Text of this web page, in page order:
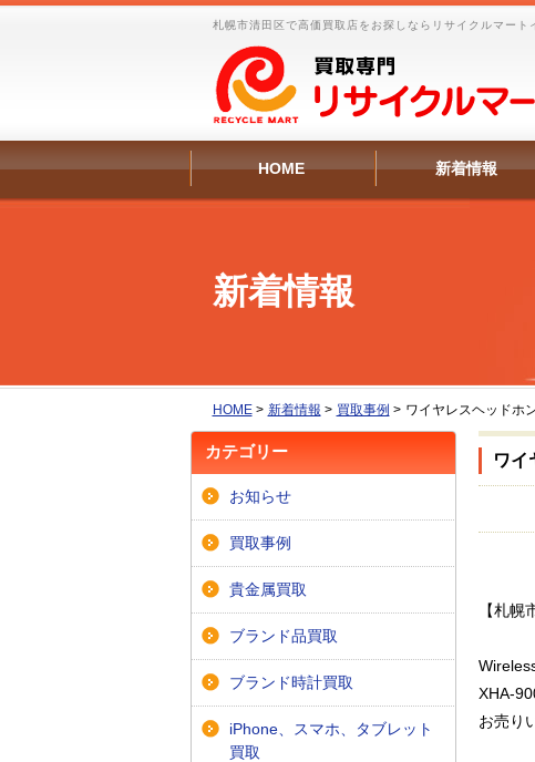
札幌市清田区で高価買取店をお探しならリサイクルマート
HOME 新着情報
新着情報
HOME> 新着情報 > 買取事例 > ワイヤレスヘッドホ
ワイ
【札
XHA-
お売り
カテゴリー
お知らせ
買取事例
貴金属買取
ブランド品買取
ブランド時計買取
iPhone、スマホ、タブレット
買取